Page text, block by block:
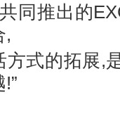
同推出的
,
式的拓展,